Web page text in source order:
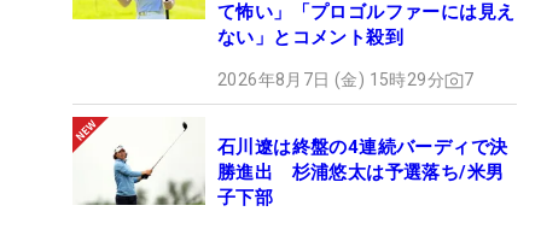
て怖い」「プロゴルファーには見え
ない」とコメント殺到
2026年8月7日 (金) 15時29分 7
石川遼は終盤の4連続バーディで決
勝進出 杉浦悠太は予選落ち/米男
子下部